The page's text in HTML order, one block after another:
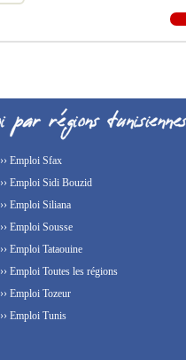
›› Emploi Sfax
›› Emploi Sidi Bouzid
›› Emploi Siliana
›› Emploi Sousse
›› Emploi Tataouine
›› Emploi Toutes les régions
›› Emploi Tozeur
›› Emploi Tunis